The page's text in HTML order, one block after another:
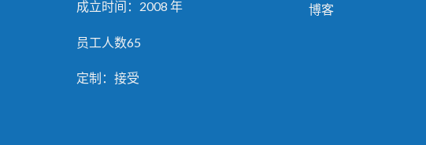
成立时间：2008 年
员工人数65
定制：接受
博客